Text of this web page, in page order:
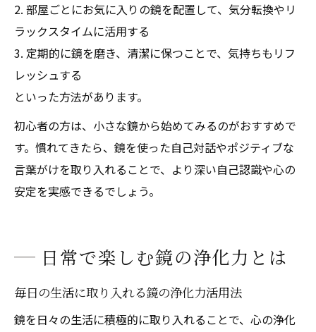
2. 部屋ごとにお気に入りの鏡を配置して、気分転換やリ
ラックスタイムに活用する
3. 定期的に鏡を磨き、清潔に保つことで、気持ちもリフ
レッシュする
といった方法があります。
初心者の方は、小さな鏡から始めてみるのがおすすめで
す。慣れてきたら、鏡を使った自己対話やポジティブな
言葉がけを取り入れることで、より深い自己認識や心の
安定を実感できるでしょう。
日常で楽しむ鏡の浄化力とは
毎日の生活に取り入れる鏡の浄化力活用法
鏡を日々の生活に積極的に取り入れることで、心の浄化